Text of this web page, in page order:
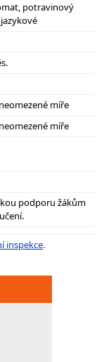
potravinový
míře
míře
podporu žákům
inspekce.